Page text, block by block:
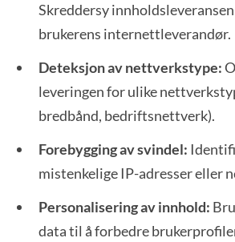
Skreddersy
brukerens internettleverandør.
Deteksjon av nettverkstype:
leveringen for ulike
bredbånd, bedriftsnettverk).
Forebygging av svindel:
mistenkelige IP-adresser eller
Personalisering av innhold:
data til å forbedre